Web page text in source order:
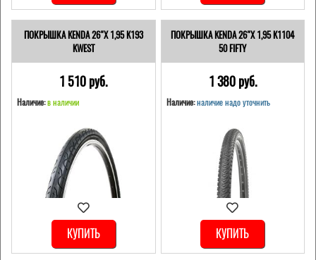
ПОКРЫШКА KENDA 26"Х 1,95 K193
KWEST
1 510 pуб.
Наличие:в наличии
КУПИТЬ
ПОКРЫШКА KENDA 26"Х 1,95 K1104
50 FIFTY
1 380 pуб.
Наличие: наличие надо уточнить
КУПИТЬ